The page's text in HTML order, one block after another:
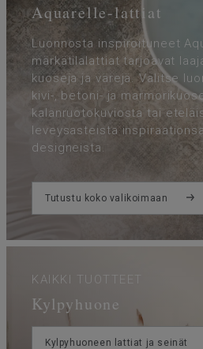
Aquarelle-lattiat
Luonnosta inspiroituneet
märkätilalattiat tarjoavat
kuoseja ja värejä. Valitse
kivi-, betoni- ja
kalanruotokuviosta tai
leveysasteista
designeista.
Tutustu koko valikoimaan
KAIKKI TUOTTEET
Kylpyhuone
Kylpyhuoneen lattiat ja seinät